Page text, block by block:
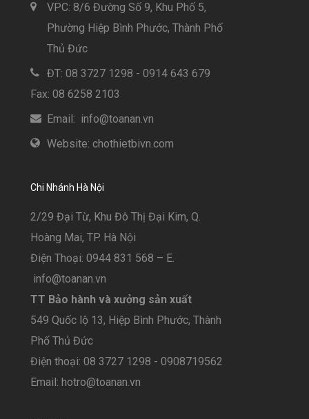
VPC: 8/6 Đường Số 9, Khu Phố 5,
Phường Hiệp Bình Phước, Thành Phố
Thủ Đức
ĐT: 08 3727 1298 - 0914 643 679
Fax: 08 6258 2103
Email: info@toanan.vn
Website: chothietbivn.com
Chi Nhánh Hà Nội
2/29 Đại Từ, Khu Đô Thị Đại Kim, Q.
Hoàng Mai, TP. Hà Nội
Điện Thoại: 0944 831 568 – E.
info@toanan.vn
TT Bảo hành và xưởng sản xuất
549 Quốc lộ 13, Hiệp Bình Phước, Thành
Phố Thủ Đức
Điện thoại: 08 3727 1298 - 0908719562
Email: hotro@toanan.vn